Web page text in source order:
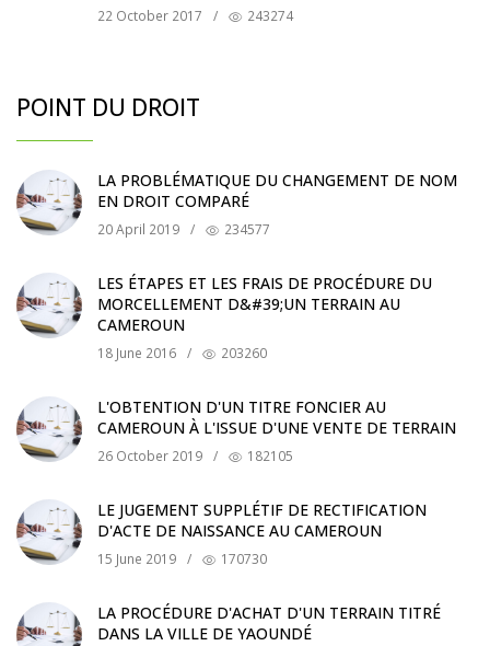
22 October 2017 / 243274
POINT DU DROIT
LA PROBLÉMATIQUE DU CHANGEMENT DE NOM
EN DROIT COMPARÉ
20 April 2019 / 234577
LES ÉTAPES ET LES FRAIS DE PROCÉDURE DU
MORCELLEMENT D&#39;UN TERRAIN AU
CAMEROUN
18 June 2016 / 203260
L'OBTENTION D'UN TITRE FONCIER AU
CAMEROUN À L'ISSUE D'UNE VENTE DE TERRAIN
26 October 2019 / 182105
LE JUGEMENT SUPPLÉTIF DE RECTIFICATION
D'ACTE DE NAISSANCE AU CAMEROUN
15 June 2019 / 170730
LA PROCÉDURE D'ACHAT D'UN TERRAIN TITRÉ
DANS LA VILLE DE YAOUNDÉ